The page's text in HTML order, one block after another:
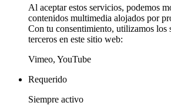
Al aceptar estos servicios, podemos
contenidos multimedia alojados por
Con tu consentimiento, utilizamos los
terceros en este sitio web:
Vimeo, YouTube
Requerido
Siempre activo